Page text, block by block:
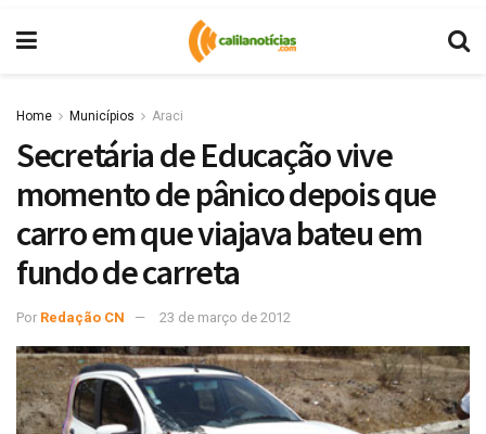
Home Municípios Araci
Secretária de Educação vive
momento de pânico depois que
carro em que viajava bateu em
fundo de carreta
Por Redação CN 23 de março de 2012